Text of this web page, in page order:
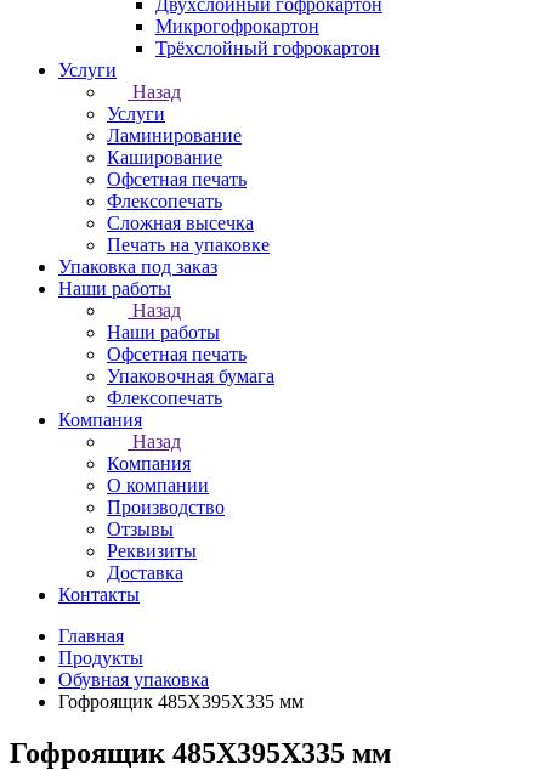
Двухслойный гофрокартон
Микрогофрокартон
Трёхслойный гофрокартон
Услуги
Назад
Услуги
Ламинирование
Каширование
Офсетная печать
Флексопечать
Сложная высечка
Печать на упаковке
Упаковка под заказ
Наши работы
Назад
Наши работы
Офсетная печать
Упаковочная бумага
Флексопечать
Компания
Назад
Компания
О компании
Производство
Отзывы
Реквизиты
Доставка
Контакты
Главная
Продукты
Обувная упаковка
Гофроящик 485Х395Х335 мм
Гофроящик 485Х395Х335 мм